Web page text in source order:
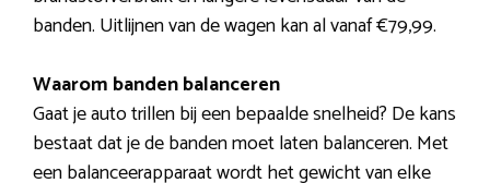
banden. Uitlijnen van de wagen kan al vanaf €79,99.
Waarom banden balanceren
Gaat je auto trillen bij een bepaalde snelheid? De kans
bestaat dat je de banden moet laten balanceren. Met
een balanceerapparaat wordt het gewicht van elke